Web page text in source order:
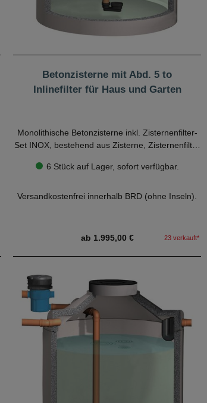
Betonzisterne mit Abd. 5 to
Inlinefilter für Haus und Garten
Monolithische Betonzisterne inkl. Zisternenfilter-
Set INOX, bestehend aus Zisterne, Zisternenfilter
Betonabdeckung Kl. A bis 5 Tonnen.
Hinweise in unsererCheckliste.
Plug & Play - Inlinefilter mit Edelstahlsieb,
6 Stück auf Lager, sofort verfügbar.
Versandkostenfrei innerhalb BRD (ohne Inseln).
ab 1.995,00 € 23 verkauft*